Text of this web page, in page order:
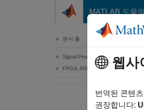
MATLAB 도움
문서 홈
Signal Processing
FPGA, ASIC, and SoC웹사
번역된 콘텐
권장합니다: